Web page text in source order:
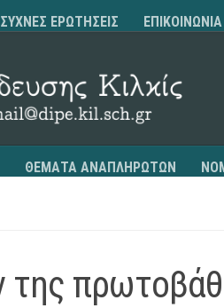
ΣΥΧΝΕΣ ΕΡΩΤΗΣΕΙΣ ΕΠΙΚΟΙΝΩΝΙΑ
ΘΕΜΑΤΑ ΑΝΑΠΛΗΡΩΤΩΝ
της